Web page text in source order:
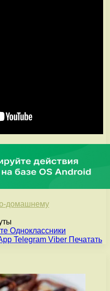
домашнему
Одноклассники
Telegram Viber Печатать